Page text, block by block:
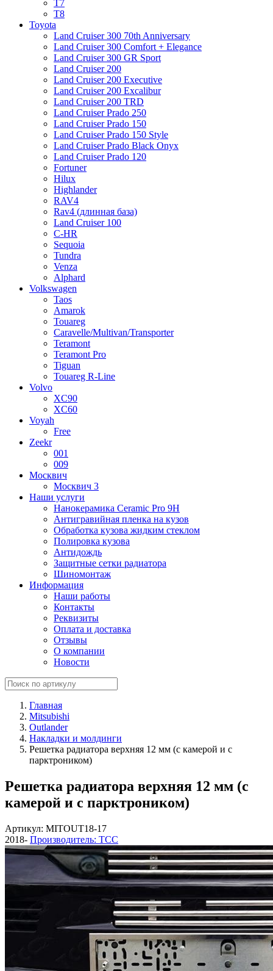
T7
T8
Toyota
Land Cruiser 300 70th Anniversary
Land Cruiser 300 Comfort + Elegance
Land Cruiser 300 GR Sport
Land Cruiser 200
Land Cruiser 200 Executive
Land Cruiser 200 Excalibur
Land Cruiser 200 TRD
Land Cruiser Prado 250
Land Cruiser Prado 150
Land Cruiser Prado 150 Style
Land Cruiser Prado Black Onyx
Land Cruiser Prado 120
Fortuner
Hilux
Highlander
RAV4
Rav4 (длинная база)
Land Cruiser 100
C-HR
Sequoia
Tundra
Venza
Alphard
Volkswagen
Taos
Amarok
Touareg
Caravelle/Multivan/Transporter
Teramont
Teramont Pro
Tiguan
Touareg R-Line
Volvo
XC90
XC60
Voyah
Free
Zeekr
001
009
Москвич
Москвич 3
Наши услуги
Нанокерамика Ceramic Pro 9H
Антигравийная пленка на кузов
Обработка кузова жидким стеклом
Полировка кузова
Антидождь
Защитные сетки радиатора
Шиномонтаж
Информация
Наши работы
Контакты
Реквизиты
Оплата и доставка
Отзывы
О компании
Новости
Главная
Mitsubishi
Outlander
Накладки и молдинги
Решетка радиатора верхняя 12 мм (с камерой и с
парктроником)
Решетка радиатора верхняя 12 мм (с
камерой и с парктроником)
Артикул: MITOUT18-17
2018- Производитель: ТСС